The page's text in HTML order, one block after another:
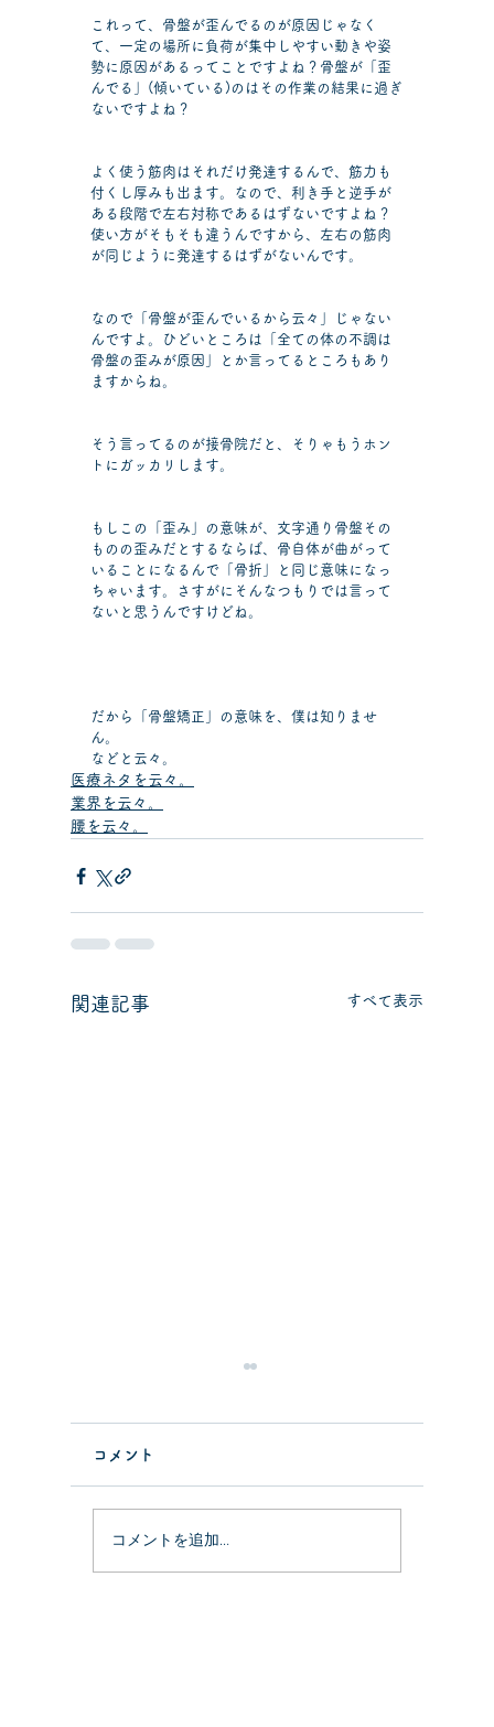
これって、骨盤が歪んでるのが原因じゃなく
て、一定の場所に負荷が集中しやすい動きや姿
勢に原因があるってことですよね？骨盤が「歪
んでる」(傾いている)のはその作業の結果に過ぎ
ないですよね？
よく使う筋肉はそれだけ発達するんで、筋力も
付くし厚みも出ます。なので、利き手と逆手が
ある段階で左右対称であるはずないですよね？
使い方がそもそも違うんですから、左右の筋肉
が同じように発達するはずがないんです。
なので「骨盤が歪んでいるから云々」じゃない
んですよ。ひどいところは「全ての体の不調は
骨盤の歪みが原因」とか言ってるところもあり
ますからね。
そう言ってるのが接骨院だと、そりゃもうホン
トにガッカリします。
もしこの「歪み」の意味が、文字通り骨盤その
ものの歪みだとするならば、骨自体が曲がって
いることになるんで「骨折」と同じ意味になっ
ちゃいます。さすがにそんなつもりでは言って
ないと思うんですけどね。
だから「骨盤矯正」の意味を、僕は知りませ
ん。
などと云々。
医療ネタを云々。
業界を云々。
腰を云々。
関連記事 すべて表示
骨盤矯正vol.2「痛みの原
コメント
コメントを追加…